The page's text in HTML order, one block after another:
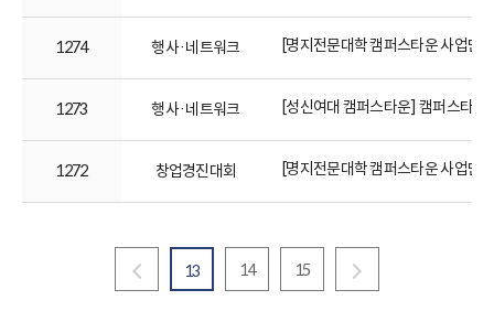
1274 행사·네트워크 [명지전문대학 캠퍼스타운 사업단]
1273 행사·네트워크 [성신여대 캠퍼스타운] 캠퍼스타운
1272 창업경진대회 [명지전문대학 캠퍼스타운 사업단]
13 14 15